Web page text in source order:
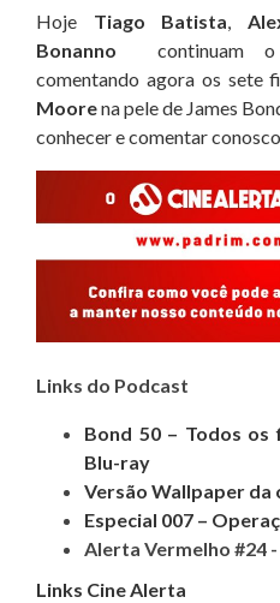
Hoje Tiago Batista,
Bonanno continuam o
comentando agora os sete
Moorena pele de James
conhecer e comentar
Links do Podcast
Bond 50 – Todos os
Blu-ray
Versão Wallpaper da
Especial 007 –
Alerta Vermelho #24
Links Cine Alerta